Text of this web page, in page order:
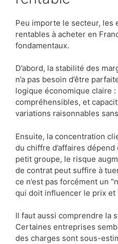
Peu importe le secteur, les
rentables à acheter en
fondamentaux.
D’abord, la stabilité des
n’a pas besoin d’être
logique économique claire
compréhensibles, et
variations raisonnables
Ensuite, la concentration
du chiffre d’affaires dépend
petit groupe, le risque
de contrat peut suffire à
ce n’est pas forcément un
qui doit influencer le prix et
Il faut aussi comprendre la
Certaines entreprises
des charges sont sous-